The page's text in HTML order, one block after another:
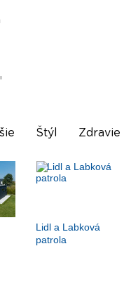
Štýl Zdravie
Lidl a Labková
patrola